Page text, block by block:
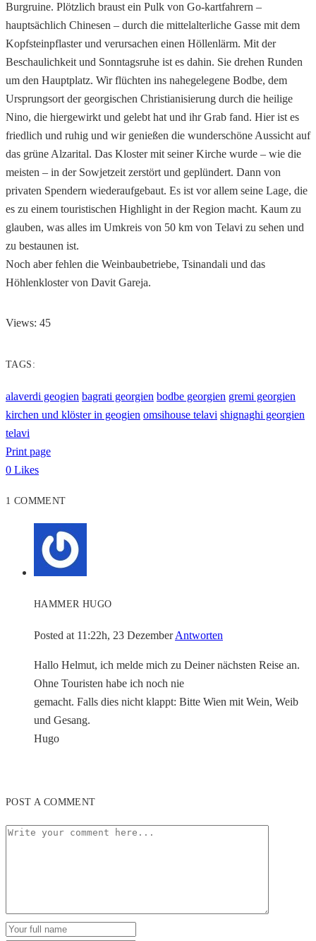
Burgruine. Plötzlich braust ein Pulk von Go-kartfahrern –
hauptsächlich Chinesen – durch die mittelalterliche Gasse mit dem
Kopfsteinpflaster und verursachen einen Höllenlärm. Mit der
Beschaulichkeit und Sonntagsruhe ist es dahin. Sie drehen Runden
um den Hauptplatz. Wir flüchten ins nahegelegene Bodbe, dem
Ursprungsort der georgischen Christianisierung durch die heilige
Nino, die hiergewirkt und gelebt hat und ihr Grab fand. Hier ist es
friedlich und ruhig und wir genießen die wunderschöne Aussicht auf
das grüne Alzarital. Das Kloster mit seiner Kirche wurde – wie die
meisten – in der Sowjetzeit zerstört und geplündert. Dann von
privaten Spendern wiederaufgebaut. Es ist vor allem seine Lage, die
es zu einem touristischen Highlight in der Region macht. Kaum zu
glauben, was alles im Umkreis von 50 km von Telavi zu sehen und
zu bestaunen ist.
Noch aber fehlen die Weinbaubetriebe, Tsinandali und das
Höhlenkloster von Davit Gareja.
Views: 45
TAGS:
alaverdi geogien bagrati georgien bodbe georgien gremi georgien
kirchen und klöster in geogien omsihouse telavi shignaghi georgien
telavi
Print page
0 Likes
1 COMMENT
HAMMER HUGO
Posted at 11:22h, 23 Dezember Antworten
Hallo Helmut, ich melde mich zu Deiner nächsten Reise an.
Ohne Touristen habe ich noch nie
gemacht. Falls dies nicht klappt: Bitte Wien mit Wein, Weib
und Gesang.
Hugo
POST A COMMENT